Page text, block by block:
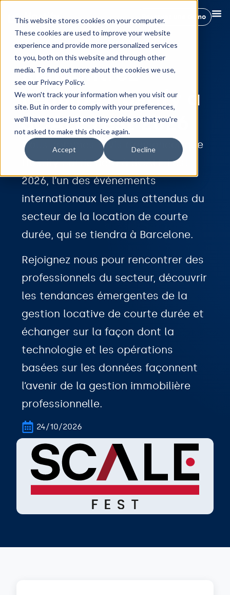
This website stores cookies on your computer.
These cookies are used to improve your website
experience and provide more personalized services
to you, both on this website and through other
media. To find out more about the cookies we use,
see our Privacy Policy.
We won't track your information when you visit our
site. But in order to comply with your preferences,
we'll have to use just one tiny cookie so that you're
not asked to make this choice again.
Accept Decline
Réservez une démo
Rencontrez
l’équipe Hostify à
SCALE Fest 2026
Nous sommes ravis d’annoncer que
Hostify participera à SCALE Fest
2026, l’un des événements
internationaux les plus attendus du
secteur de la location de courte
durée, qui se tiendra à Barcelone.
Rejoignez nous pour rencontrer des
professionnels du secteur, découvrir
les tendances émergentes de la
gestion locative de courte durée et
échanger sur la façon dont la
technologie et les opérations
basées sur les données façonnent
l’avenir de la gestion immobilière
professionnelle.
24/10/2026